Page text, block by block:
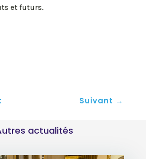
et futurs.
Suivant →
actualités